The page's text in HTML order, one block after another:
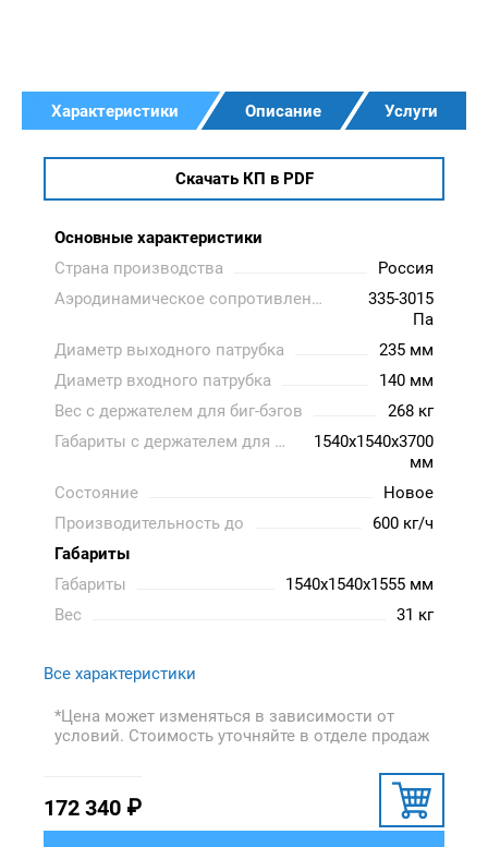
Характеристики Описание Услуги
Скачать КП в PDF
Основные характеристики
Страна производства
Россия
Аэродинамическое сопротивление
335-3015
Па
Диаметр выходного патрубка
235 мм
Диаметр входного патрубка
140 мм
Вес с держателем для биг-бэгов
268 кг
Габариты с держателем для биг-бэгов
1540x1540x3700
мм
Состояние
Новое
Производительность до
600 кг/ч
Габариты
Габариты
1540x1540x1555 мм
Вес
31 кг
Все характеристики
*Цена может изменяться в зависимости от
условий. Стоимость уточняйте в отделе продаж
172 340 ₽